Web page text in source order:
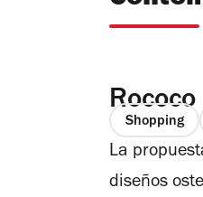
Rococo
Shopping
La
diseños